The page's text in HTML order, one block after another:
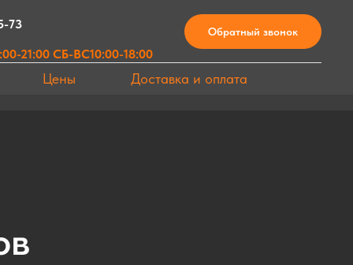
73
21:00 СБ-ВС10:00-18:00
Обратный звонок
Цены Доставка и оплата